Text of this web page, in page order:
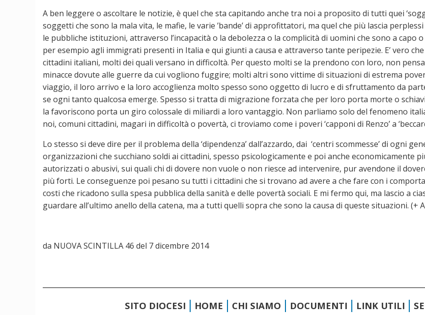
A ben leggere o ascoltare le notizie, è quel che sta capitando anche tra noi a proposito di tutti quei
soggetti che sono la mala vita, le mafie, le varie ’bande’ di approfittatori, ma quel che più lascia
le pubbliche istituzioni, attraverso l’incapacità o la debolezza o la complicità di uomini che sono a capo
per esempio agli immigrati presenti in Italia e qui giunti a causa e attraverso tante peripezie. E’ vero
cittadini italiani, molti dei quali versano in difficoltà. Per questo molti se la prendono con loro, non
minacce dovute alle guerre da cui vogliono fuggire; molti altri sono vittime di situazioni di estrema
viaggio, il loro arrivo e la loro accoglienza molto spesso sono oggetto di lucro e di sfruttamento da
se ogni tanto qualcosa emerge. Spesso si tratta di migrazione forzata che per loro porta morte o
la favoriscono porta un giro colossale di miliardi a loro vantaggio. Non parliamo solo del fenomeno
noi, comuni cittadini, magari in difficoltà o povertà, ci troviamo come i poveri ‘capponi di Renzo’ a
Lo stesso si deve dire per il problema della ‘dipendenza’ dall’azzardo, dai ‘centri scommesse’ di ogni
organizzazioni che succhiano soldi ai cittadini, spesso psicologicamente e poi anche
autorizzati o abusivi, sui quali chi di dovere non vuole o non riesce ad intervenire, pur avendone il
più forti. Le conseguenze poi pesano su tutti i cittadini che si trovano ad avere a che fare con i
costi che ricadono sulla spesa pubblica della sanità e delle povertà sociali. E mi fermo qui, ma lascio a
guardare all’ultimo anello della catena, ma a tutti quelli sopra che sono la causa di queste situazioni. (+
da NUOVA SCINTILLA 46 del 7 dicembre 2014
SITO DIOCESI HOME CHI SIAMO DOCUMENTI LINK UTILI